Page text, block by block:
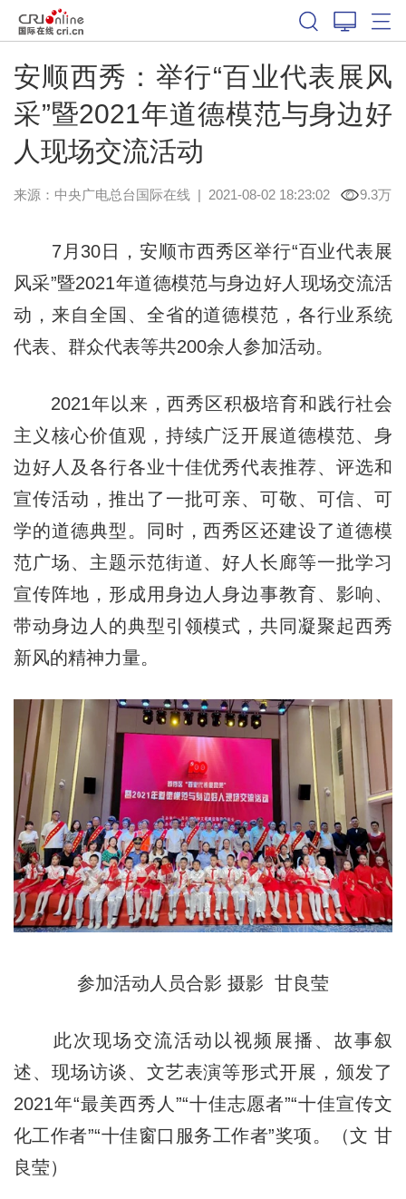
安顺西秀：举行“百业代表展风
采”暨2021年道德模范与身边好
人现场交流活动
来源：中央广电总台国际在线| 2021-08-02 18:23:02 9.3万
7月30日，安顺市西秀区举行“百业代表展
风采”暨2021年道德模范与身边好人现场交流活
动，来自全国、全省的道德模范，各行业系统
代表、群众代表等共200余人参加活动。
2021年以来，西秀区积极培育和践行社会
主义核心价值观，持续广泛开展道德模范、身
边好人及各行各业十佳优秀代表推荐、评选和
宣传活动，推出了一批可亲、可敬、可信、可
学的道德典型。同时，西秀区还建设了道德模
范广场、主题示范街道、好人长廊等一批学习
宣传阵地，形成用身边人身边事教育、影响、
带动身边人的典型引领模式，共同凝聚起西秀
新风的精神力量。
参加活动人员合影 摄影 甘良莹
此次现场交流活动以视频展播、故事叙
述、现场访谈、文艺表演等形式开展，颁发了
2021年“最美西秀人”“十佳志愿者”“十佳宣传文
化工作者”“十佳窗口服务工作者”奖项。（文 甘
良莹）